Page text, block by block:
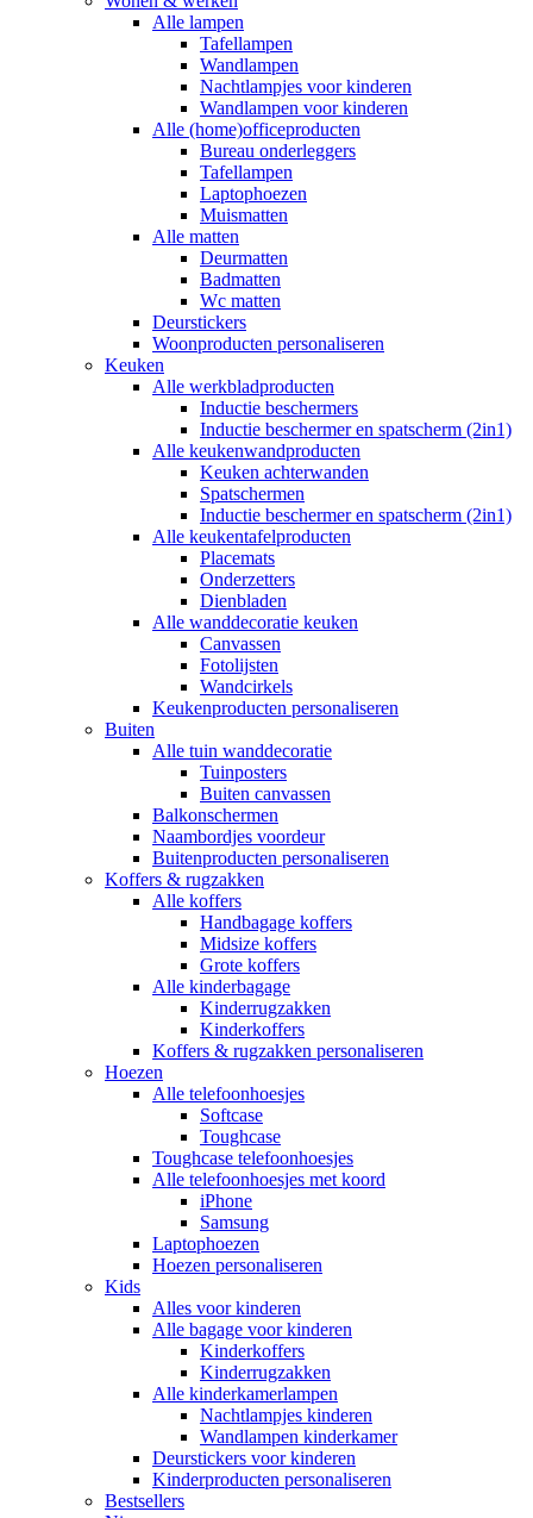
Alle lampen
Tafellampen
Wandlampen
Nachtlampjes voor kinderen
Wandlampen voor kinderen
Alle (home)officeproducten
Bureau onderleggers
Tafellampen
Laptophoezen
Muismatten
Alle matten
Deurmatten
Badmatten
Wc matten
Deurstickers
Woonproducten personaliseren
Keuken
Alle werkbladproducten
Inductie beschermers
Inductie beschermer en spatscherm (2in1)
Alle keukenwandproducten
Keuken achterwanden
Spatschermen
Inductie beschermer en spatscherm (2in1)
Alle keukentafelproducten
Placemats
Onderzetters
Dienbladen
Alle wanddecoratie keuken
Canvassen
Fotolijsten
Wandcirkels
Keukenproducten personaliseren
Buiten
Alle tuin wanddecoratie
Tuinposters
Buiten canvassen
Balkonschermen
Naambordjes voordeur
Buitenproducten personaliseren
Koffers & rugzakken
Alle koffers
Handbagage koffers
Midsize koffers
Grote koffers
Alle kinderbagage
Kinderrugzakken
Kinderkoffers
Koffers & rugzakken personaliseren
Hoezen
Alle telefoonhoesjes
Softcase
Toughcase
Toughcase telefoonhoesjes
Alle telefoonhoesjes met koord
iPhone
Samsung
Laptophoezen
Hoezen personaliseren
Kids
Alles voor kinderen
Alle bagage voor kinderen
Kinderkoffers
Kinderrugzakken
Alle kinderkamerlampen
Nachtlampjes kinderen
Wandlampen kinderkamer
Deurstickers voor kinderen
Kinderproducten personaliseren
Bestsellers